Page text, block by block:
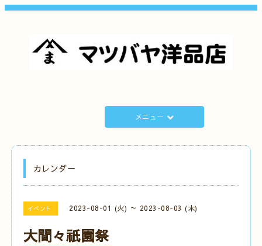
メニュー
カレンダー
イベント 2023-08-01 (火) ～ 2023-08-03 (木)
大間々祇園祭